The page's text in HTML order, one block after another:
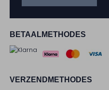
BETAALMETHODES
VERZENDMETHODES